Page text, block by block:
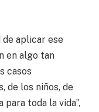
de aplicar ese
en algo tan
casos
de los niños, de
toda la vida”,